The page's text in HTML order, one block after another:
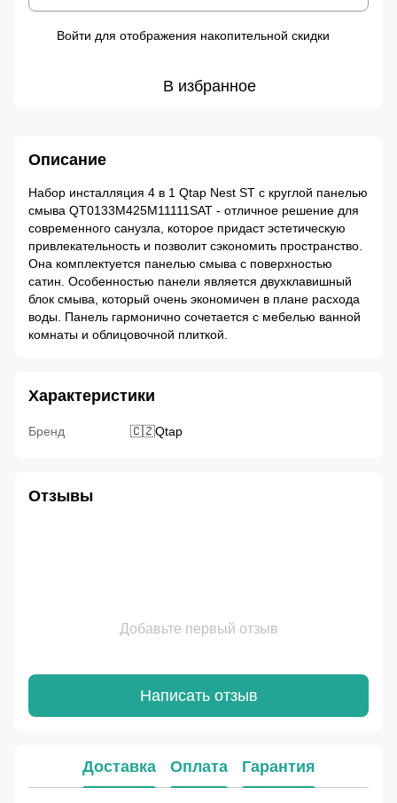
Войти для отображения накопительной скидки
В избранное
Описание
Набор инсталляция 4 в 1 Qtap Nest ST с круглой панелью
смыва QT0133M425M11111SAT - отличное решение для
современного санузла, которое придаст эстетическую
привлекательность и позволит сэкономить пространство.
Она комплектуется панелью смыва с поверхностью
сатин. Особенностью панели является двухклавишный
блок смыва, который очень экономичен в плане расхода
воды. Панель гармонично сочетается с мебелью ванной
комнаты и облицовочной плиткой.
Характеристики
Бренд 🇨🇿Qtap
Отзывы
Добавьте первый отзыв
Написать отзыв
Доставка Оплата Гарантия